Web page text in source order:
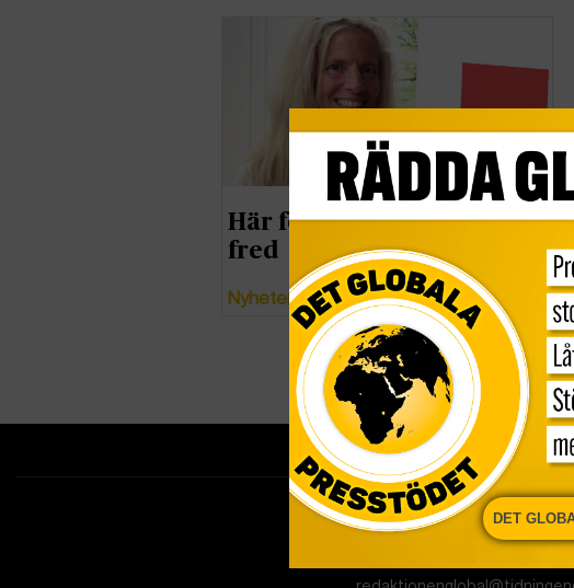
Här forskas för världens
fred
Nyheter
Tipsa redaktionen
DET